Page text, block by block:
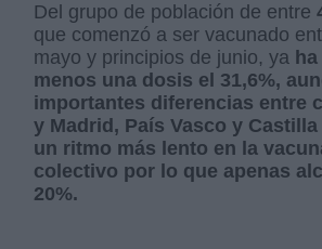
Del grupo de población de entre
que comenzó a ser vacunado
mayo y principios de junio, ya
menos una dosis el 31,6%,
importantes diferencias entre
y Madrid, País Vasco y
un ritmo más lento en la
colectivo por lo que apenas
20%.